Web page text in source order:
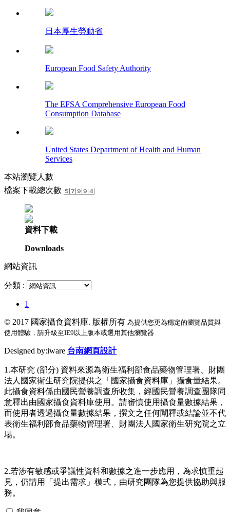
日本厚生勞動省
European Food Safety Authority
The EFSA Comprehensive European Food
Consumption Database
United States Department of Health and Human
Services
本站瀏覽人數
檔案下載總次數
資料下載
Downloads
網站資訊
分類 :
1
© 2017 國家攝食資料庫. 版權所有 為提供您更為穩定的瀏覽品質與
使用體驗，請升級至IE9以上版本或選用其他瀏覽器
Designed by:iware 台南網頁設計
1.本研究 (部分) 資料來源為衛生福利部食品藥物管理署、財團
法人國家衛生研究院提供之「國家攝食資料庫」攝食量結果。
此攝食資料係由國民營養調查所收集，經國民營養調查團隊同
意釋出由國家攝食資料庫使用。請審慎使用攝食量數據結果，
而使用者透過攝食量數據結果，撰文之任何闡釋或結論並不代
表衛生福利部食品藥物管理署、財團法人國家衛生研究院之立
場。
2.若涉有敏感或爭議性資料和數據之進一步應用，為求慎重起
見，仍請用「提出需求」模式，由研究團隊為您提供協助與服
務。